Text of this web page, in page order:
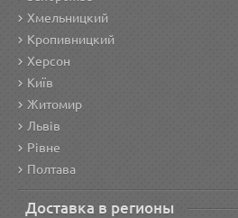
Хмельницкий
Кропивницкий
Херсон
Київ
Житомир
Львів
Рівне
Полтава
Доставка в регионы